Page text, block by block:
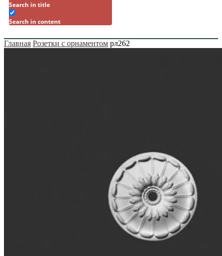
Search in title
Search in content
Главная Розетки с орнаментом рл262